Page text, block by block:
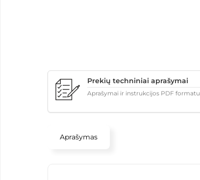
Prekių techniniai aprašymai
Aprašymai ir instrukcijos PDF formatu
Aprašymas